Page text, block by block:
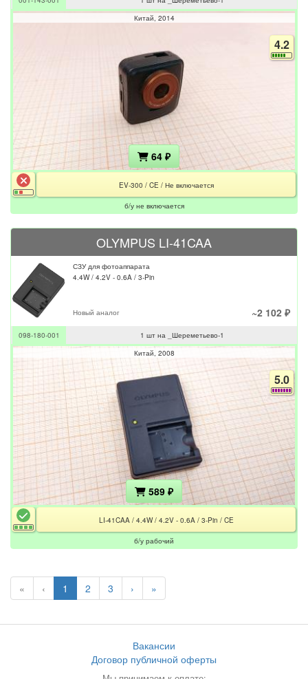
Китай 2014
4.2
64 ₽
EV-300 / CE / Не включается
б/у не включается
OLYMPUS LI-41CAA
СЗУ для фотоаппарата
4.4W / 4.2V - 0.6A / 3-Pin
Новый аналог ~2 102 ₽
098-180-001
1 шт на _Шереметьево-1
Китай 2008
5.0
589 ₽
LI-41CAA / 4.4W / 4.2V - 0.6A / 3-Pin / CE
б/у рабочий
« ‹ 1 2 3 › »
Вакансии
Договор публичной оферты